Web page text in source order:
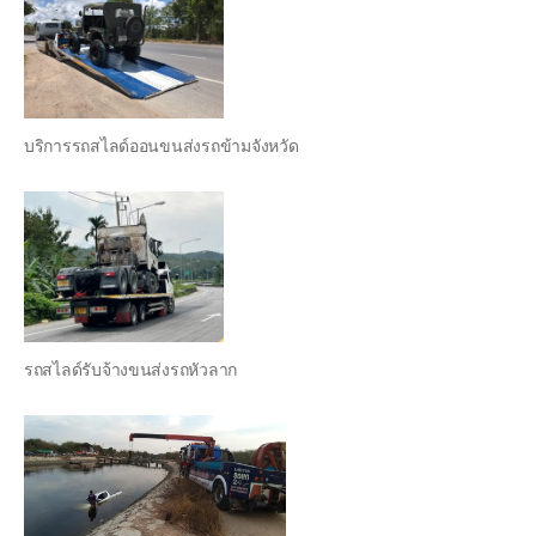
บริการรถสไลด์ออนขนส่งรถข้ามจังหวัด
รถสไลด์รับจ้างขนส่งรถหัวลาก